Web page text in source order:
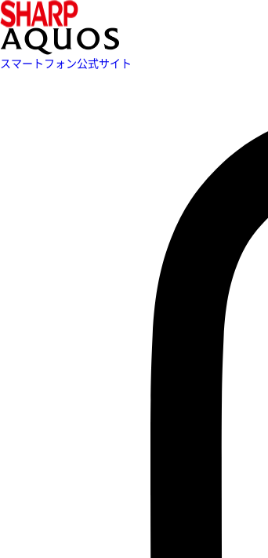
スマートフォン公式サイト